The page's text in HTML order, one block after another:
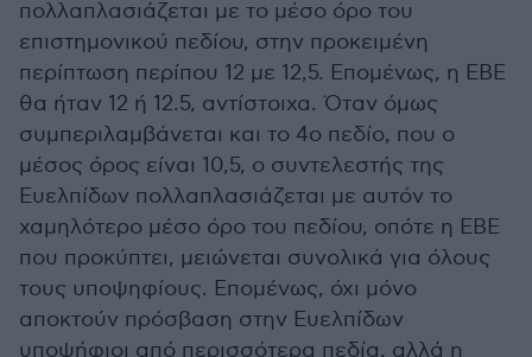
πολλαπλασιάζεται με το μέσο όρο του
επιστημονικού πεδίου, στην προκειμένη
περίπτωση περίπου 12 με 12,5. Επομένως, η ΕΒΕ
θα ήταν 12 ή 12.5, αντίστοιχα. Όταν όμως
συμπεριλαμβάνεται και το 4ο πεδίο, που ο
μέσος όρος είναι 10,5, ο συντελεστής της
Ευελπίδων πολλαπλασιάζεται με αυτόν το
χαμηλότερο μέσο όρο του πεδίου, οπότε η ΕΒΕ
που προκύπτει, μειώνεται συνολικά για όλους
τους υποψηφίους. Επομένως, όχι μόνο
αποκτούν πρόσβαση στην Ευελπίδων
υποψήφιοι από περισσότερα πεδία, αλλά η